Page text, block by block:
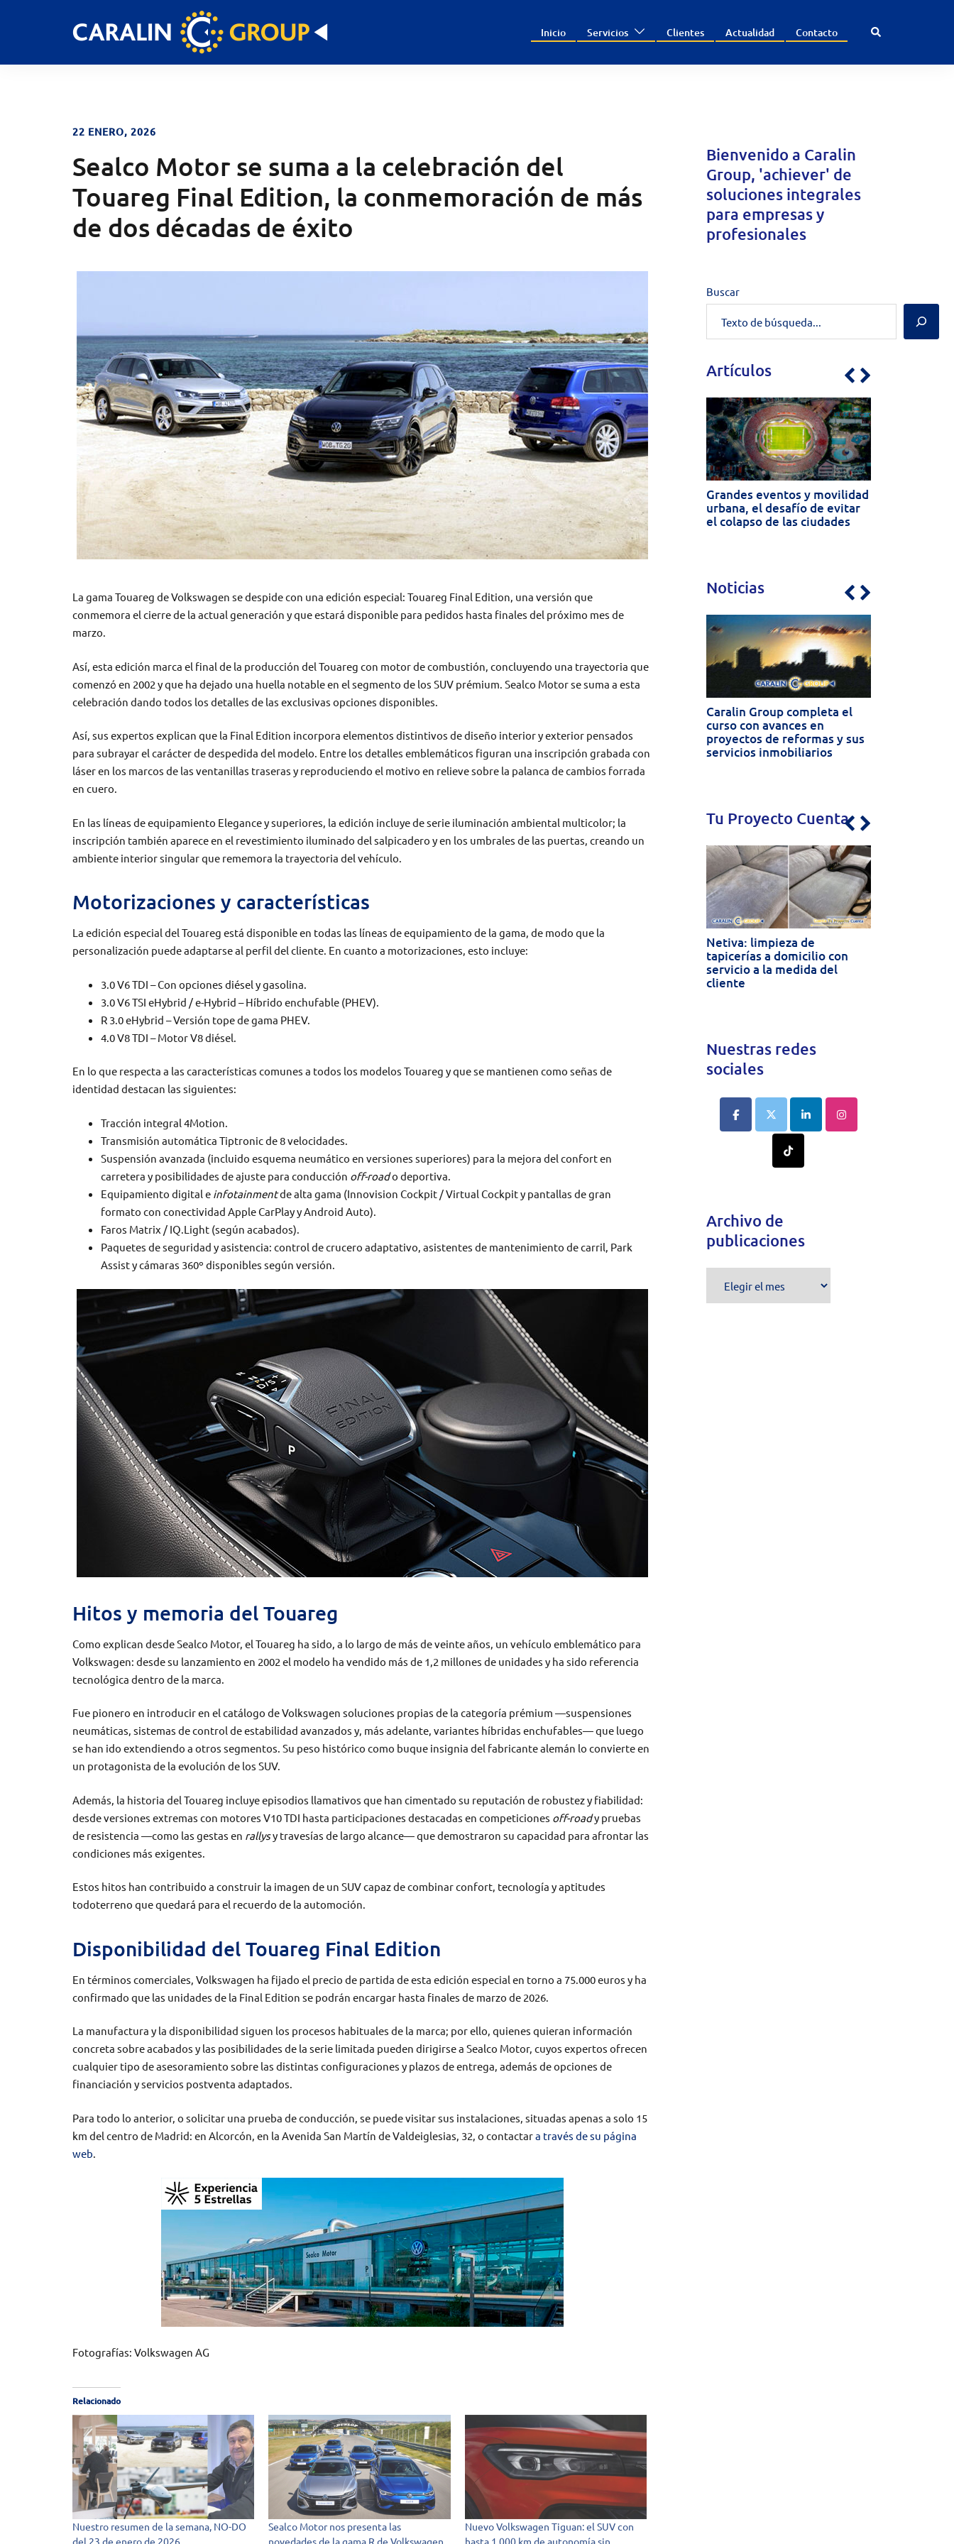
Inicio Servicios Clientes Actualidad Contacto Search
22 ENERO, 2026
Sealco Motor se suma a la celebración del
Touareg Final Edition, la conmemoración de más
de dos décadas de éxito
La gama Touareg de Volkswagen se despide con una edición especial: Touareg Final Edition, una versión que
conmemora el cierre de la actual generación y que estará disponible para pedidos hasta finales del próximo mes de
marzo.
Así, esta edición marca el final de la producción del Touareg con motor de combustión, concluyendo una trayectoria que
comenzó en 2002 y que ha dejado una huella notable en el segmento de los SUV prémium. Sealco Motor se suma a esta
celebración dando todos los detalles de las exclusivas opciones disponibles.
Así, sus expertos explican que la Final Edition incorpora elementos distintivos de diseño interior y exterior pensados
para subrayar el carácter de despedida del modelo. Entre los detalles emblemáticos figuran una inscripción grabada con
láser en los marcos de las ventanillas traseras y reproduciendo el motivo en relieve sobre la palanca de cambios forrada
en cuero.
En las líneas de equipamiento Elegance y superiores, la edición incluye de serie iluminación ambiental multicolor; la
inscripción también aparece en el revestimiento iluminado del salpicadero y en los umbrales de las puertas, creando un
ambiente interior singular que rememora la trayectoria del vehículo.
Motorizaciones y características
La edición especial del Touareg está disponible en todas las líneas de equipamiento de la gama, de modo que la
personalización puede adaptarse al perfil del cliente. En cuanto a motorizaciones, esto incluye:
3.0 V6 TDI – Con opciones diésel y gasolina.
3.0 V6 TSI eHybrid / e-Hybrid – Híbrido enchufable (PHEV).
R 3.0 eHybrid – Versión tope de gama PHEV.
4.0 V8 TDI – Motor V8 diésel.
En lo que respecta a las características comunes a todos los modelos Touareg y que se mantienen como señas de
identidad destacan las siguientes:
Tracción integral 4Motion.
Transmisión automática Tiptronic de 8 velocidades.
Suspensión avanzada (incluido esquema neumático en versiones superiores) para la mejora del confort en
carretera y posibilidades de ajuste para conducción off-roado deportiva.
Equipamiento digital e infotainmentde alta gama (Innovision Cockpit / Virtual Cockpit y pantallas de gran
formato con conectividad Apple CarPlay y Android Auto).
Faros Matrix / IQ.Light (según acabados).
Paquetes de seguridad y asistencia: control de crucero adaptativo, asistentes de mantenimiento de carril, Park
Assist y cámaras 360º disponibles según versión.
Hitos y memoria del Touareg
Como explican desde Sealco Motor, el Touareg ha sido, a lo largo de más de veinte años, un vehículo emblemático para
Volkswagen: desde su lanzamiento en 2002 el modelo ha vendido más de 1,2 millones de unidades y ha sido referencia
tecnológica dentro de la marca.
Fue pionero en introducir en el catálogo de Volkswagen soluciones propias de la categoría prémium —suspensiones
neumáticas, sistemas de control de estabilidad avanzados y, más adelante, variantes híbridas enchufables— que luego
se han ido extendiendo a otros segmentos. Su peso histórico como buque insignia del fabricante alemán lo convierte en
un protagonista de la evolución de los SUV.
Además, la historia del Touareg incluye episodios llamativos que han cimentado su reputación de robustez y fiabilidad:
desde versiones extremas con motores V10 TDI hasta participaciones destacadas en competiciones off-roady pruebas
de resistencia —como las gestas en rallysy travesías de largo alcance— que demostraron su capacidad para afrontar las
condiciones más exigentes.
Estos hitos han contribuido a construir la imagen de un SUV capaz de combinar confort, tecnología y aptitudes
todoterreno que quedará para el recuerdo de la automoción.
Disponibilidad del Touareg Final Edition
En términos comerciales, Volkswagen ha fijado el precio de partida de esta edición especial en torno a 75.000 euros y ha
confirmado que las unidades de la Final Edition se podrán encargar hasta finales de marzo de 2026.
La manufactura y la disponibilidad siguen los procesos habituales de la marca; por ello, quienes quieran información
concreta sobre acabados y las posibilidades de la serie limitada pueden dirigirse a Sealco Motor, cuyos expertos ofrecen
cualquier tipo de asesoramiento sobre las distintas configuraciones y plazos de entrega, además de opciones de
financiación y servicios postventa adaptados.
Para todo lo anterior, o solicitar una prueba de conducción, se puede visitar sus instalaciones, situadas apenas a solo 15
km del centro de Madrid: en Alcorcón, en la Avenida San Martín de Valdeiglesias, 32, o contactara través de su página
web
Fotografías: Volkswagen AG
Relacionado
Nuestro resumen de la semana, NO-DO
del 23 de enero de 2026
Sealco Motor nos presenta las
novedades de la gama R de Volkswagen
Nuevo Volkswagen Tiguan: el SUV con
hasta 1.000 km de autonomía sin
Bienvenido a Caralin
Group, 'achiever' de
soluciones integrales
para empresas y
profesionales
Buscar
Artículos
Grandes eventos y movilidad
urbana, el desafío de evitar
el colapso de las ciudades
Noticias
Caralin Group completa el
curso con avances en
proyectos de reformas y sus
servicios inmobiliarios
Tu Proyecto Cuenta
Netiva: limpieza de
tapicerías a domicilio con
servicio a la medida del
cliente
Nuestras redes
sociales
Archivo de
publicaciones